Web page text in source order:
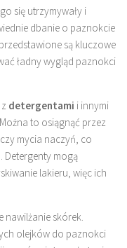
się utrzymywały i
dbanie o paznokcie
są kluczowe
ładny wygląd paznokci
detergentami i innymi
to osiągnąć przez
mycia naczyń, co
Detergenty mogą
lakieru, więc ich
nawilżanie skórek.
olejków do paznokci